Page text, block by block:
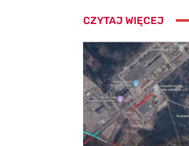
CZYTAJ WIĘCEJ